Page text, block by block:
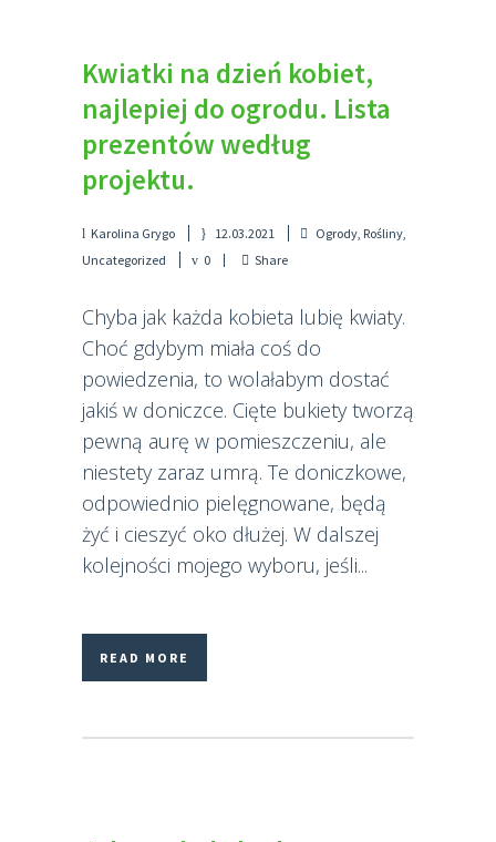
Kwiatki na dzień kobiet,
najlepiej do ogrodu. Lista
prezentów według
projektu.
Karolina Grygo 12.03.2021 Ogrody, Rośliny,
Uncategorized
0 Share
Chyba jak każda kobieta lubię kwiaty.
Choć gdybym miała coś do
powiedzenia, to wolałabym dostać
jakiś w doniczce. Cięte bukiety tworzą
pewną aurę w pomieszczeniu, ale
niestety zaraz umrą. Te doniczkowe,
odpowiednio pielęgnowane, będą
żyć i cieszyć oko dłużej. W dalszej
kolejności mojego wyboru, jeśli...
READ MORE